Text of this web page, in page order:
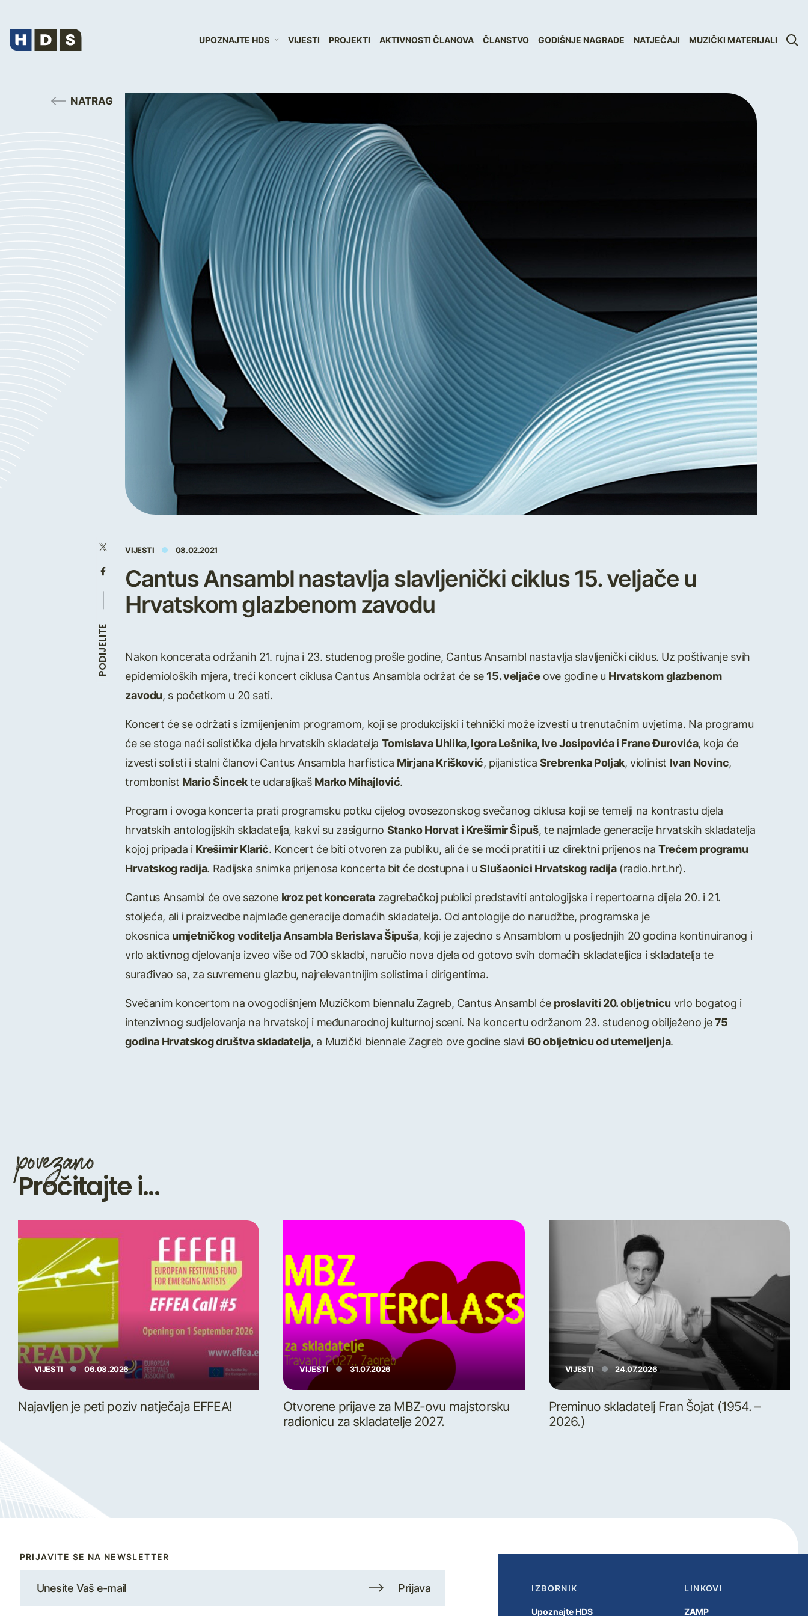
UPOZNAJTE HDS VIJESTI PROJEKTI AKTIVNOSTI ČLANOVA ČLANSTVO GODIŠNJE NAGRADE NATJEČAJI MUZIČKI MATERIJALI
NATRAG
PODIJELITE
VIJESTI 08.02.2021
Cantus Ansambl nastavlja slavljenički ciklus 15. veljače u
Hrvatskom glazbenom zavodu
Nakon koncerata održanih 21. rujna i 23. studenog prošle godine, Cantus Ansambl nastavlja slavljenički ciklus. Uz poštivanje svih
epidemioloških mjera, treći koncert ciklusa Cantus Ansambla održat će se15. veljače ove godine u Hrvatskom glazbenom
zavodu, s početkom u 20 sati.
Koncert će se održati s izmijenjenim programom, koji se produkcijski i tehnički može izvesti u trenutačnim uvjetima. Na programu
će se stoga naći solistička djela hrvatskih skladatelja Tomislava Uhlika, Igora Lešnika, Ive Josipovića i Frane Đurovića, koja će
izvesti solisti i stalni članovi Cantus Ansambla harfistica Mirjana Krišković, pijanisticaSrebrenka Poljak, violinist Ivan Novinc,
trombonist Mario Šincekte udaraljkašMarko Mihajlović.
Program i ovoga koncerta prati programsku potku cijelog ovosezonskog svečanog ciklusa koji se temelji na kontrastu djela
hrvatskih antologijskih skladatelja, kakvi su zasigurno Stanko Horvat i Krešimir Šipuš, te najmlađe generacije hrvatskih skladatelja
kojoj pripada iKrešimir Klarić. Koncert će biti otvoren za publiku, ali će se moći pratiti i uz direktni prijenos naTrećem programu
Hrvatskog radija. Radijska snimka prijenosa koncerta bit će dostupna i uSlušaonici Hrvatskog radija(radio.hrt.hr).
Cantus Ansambl će ove sezone kroz pet koncerata zagrebačkoj publici predstaviti antologijska i repertoarna dijela 20. i 21.
stoljeća, ali i praizvedbe najmlađe generacije domaćih skladatelja. Od antologije do narudžbe, programska je
okosnica umjetničkog voditelja Ansambla Berislava Šipuša, koji je zajedno s Ansamblom u posljednjih 20 godina kontinuiranog i
vrlo aktivnog djelovanja izveo više od 700 skladbi, naručio nova djela od gotovo svih domaćih skladateljica i skladatelja te
surađivao sa, za suvremenu glazbu, najrelevantnijim solistima i dirigentima.
Svečanim koncertom na ovogodišnjem Muzičkom biennalu Zagreb, Cantus Ansambl ćeproslaviti 20. obljetnicuvrlo bogatog i
intenzivnog sudjelovanja na hrvatskoj i međunarodnoj kulturnoj sceni. Na koncertu održanom 23. studenog obilježeno je75
godina Hrvatskog društva skladatelja, a Muzički biennale Zagreb ove godine slavi60 obljetnicu od utemeljenja.
povezano
Pročitajte i...
VIJESTI 06.08.2026
Najavljen je peti poziv natječaja EFFEA!
VIJESTI 31.07.2026
Otvorene prijave za MBZ-ovu majstorsku
radionicu za skladatelje 2027.
VIJESTI 24.07.2026
Preminuo skladatelj Fran Šojat (1954. –
2026.)
PRIJAVITE SE NA NEWSLETTER
Prijava IZBORNIK
Upoznajte HDS
LINKOVI
ZAMP